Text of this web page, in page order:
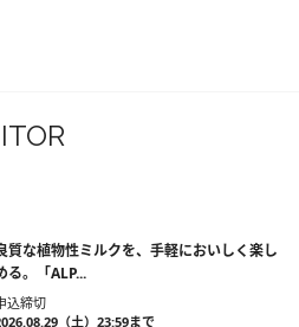
質な植物性ミルクを、手軽においしく楽し
る。「ALP...
込締切
（土）23:59まで